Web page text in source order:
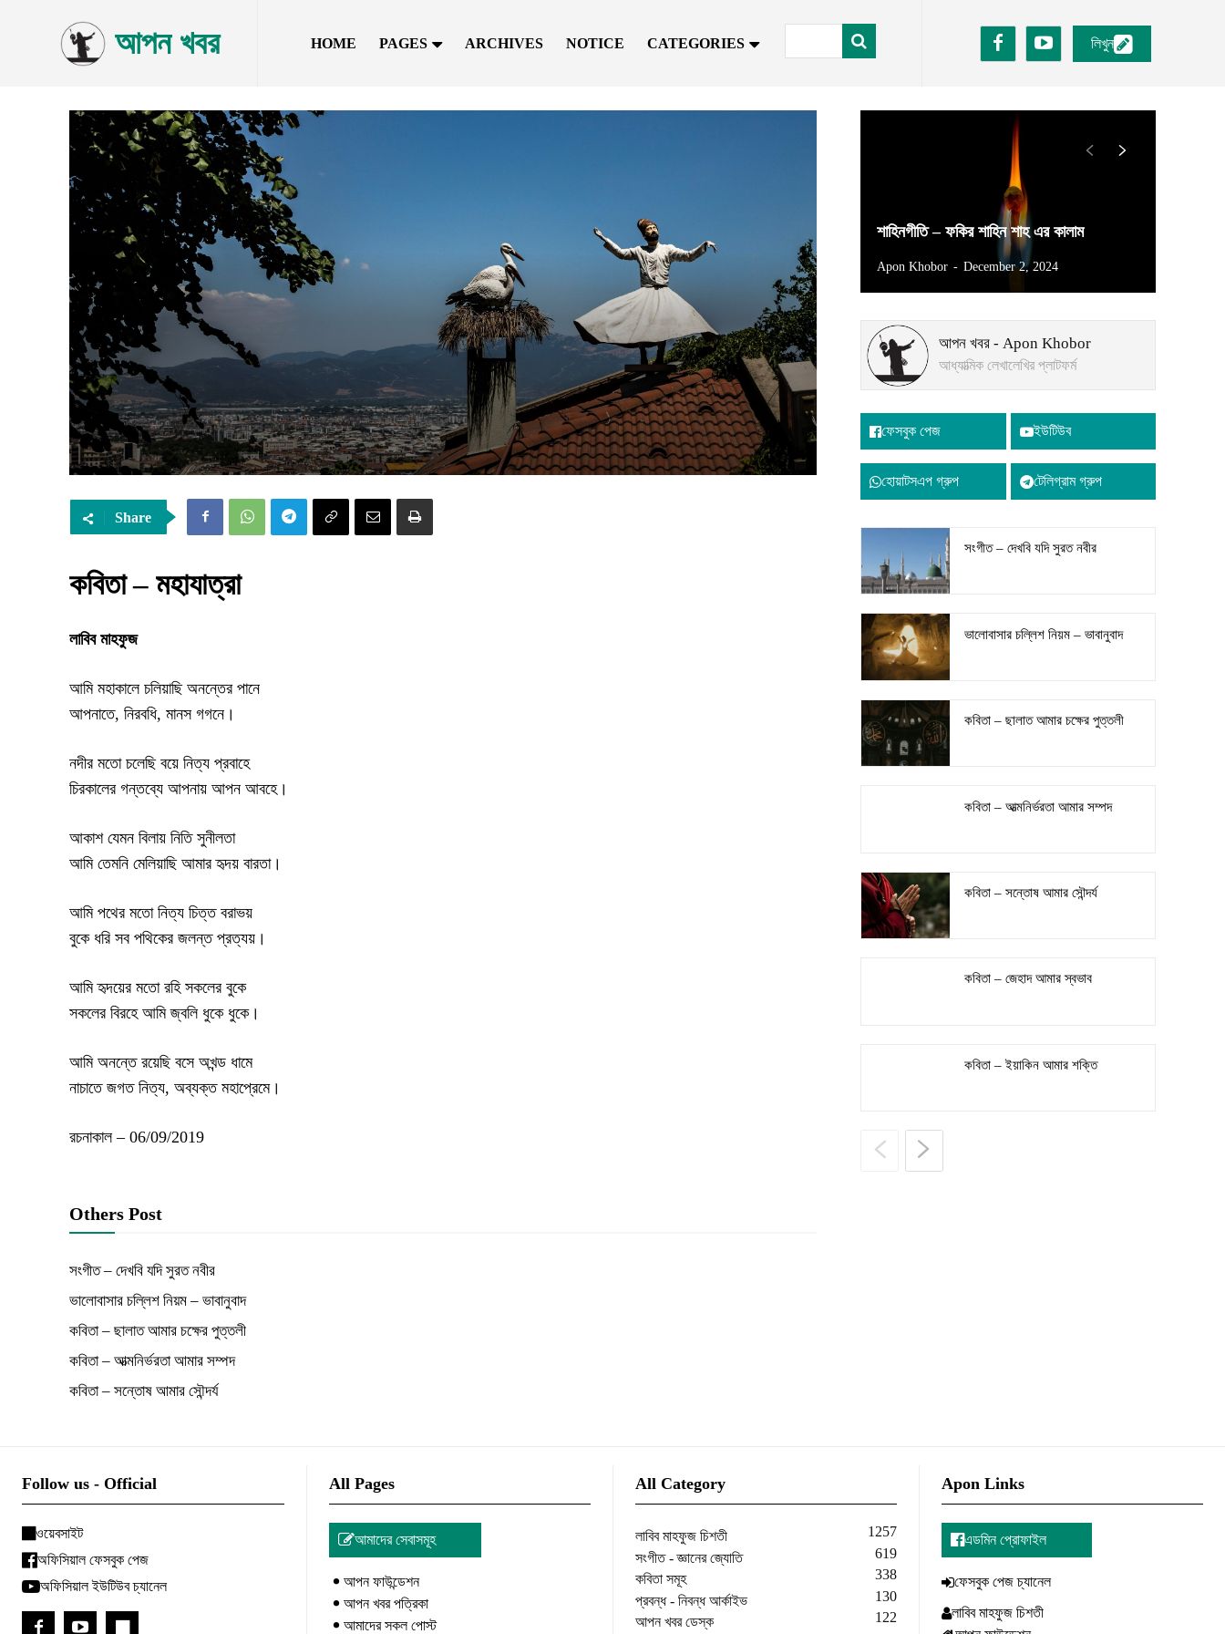
আপন খবর HOME PAGES ARCHIVES NOTICE CATEGORIES লিখুন
Share
কবিতা – মহাযাত্রা
লাবিব মাহফুজ
আমি মহাকালে চলিয়াছি অনন্তের পানে
আপনাতে, নিরবধি, মানস গগনে।
নদীর মতো চলেছি বয়ে নিত্য প্রবাহে
চিরকালের গন্তব্যে আপনায় আপন আবহে।
আকাশ যেমন বিলায় নিতি সুনীলতা
আমি তেমনি মেলিয়াছি আমার হৃদয় বারতা।
আমি পথের মতো নিত্য চিত্ত বরাভয়
বুকে ধরি সব পথিকের জলন্ত প্রত্যয়।
আমি হৃদয়ের মতো রহি সকলের বুকে
সকলের বিরহে আমি জ্বলি ধুকে ধুকে।
আমি অনন্তে রয়েছি বসে অখন্ড ধামে
নাচাতে জগত নিত্য, অব্যক্ত মহাপ্রেমে।
রচনাকাল – 06/09/2019
Others Post
সংগীত – দেখবি যদি সুরত নবীর
ভালোবাসার চল্লিশ নিয়ম – ভাবানুবাদ
কবিতা – ছালাত আমার চক্ষের পুত্তলী
কবিতা – আত্মনির্ভরতা আমার সম্পদ
কবিতা – সন্তোষ আমার সৌন্দর্য
শাহিনগীতি – ফকির শাহিন শাহ এর কালাম
Apon Khobor - December 2, 2024
আপন খবর - Apon Khobor
আধ্যাত্মিক লেখালেখির প্লাটফর্ম
ফেসবুক পেজ ইউটিউব
হোয়াটসএপ গ্রুপ টেলিগ্রাম গ্রুপ
সংগীত – দেখবি যদি সুরত নবীর
ভালোবাসার চল্লিশ নিয়ম – ভাবানুবাদ
কবিতা – ছালাত আমার চক্ষের পুত্তলী
কবিতা – আত্মনির্ভরতা আমার সম্পদ
কবিতা – সন্তোষ আমার সৌন্দর্য
কবিতা – জেহাদ আমার স্বভাব
কবিতা – ইয়াকিন আমার শক্তি
Follow us - Official
ওয়েবসাইট
অফিসিয়াল ফেসবুক পেজ
অফিসিয়াল ইউটিউব চ্যানেল
All Pages
আমাদের সেবাসমূহ
আপন ফাউন্ডেশন
আপন খবর পত্রিকা
আমাদের সকল পোস্ট
All Category
লাবিব মাহফুজ চিশতী
1257
সংগীত - জ্ঞানের জ্যোতি
619
কবিতা সমূহ
338
প্রবন্ধ - নিবন্ধ আর্কাইভ
130
আপন খবর ডেস্ক
122
Apon Links
এডমিন প্রোফাইল
ফেসবুক পেজ চ্যানেল
লাবিব মাহফুজ চিশতী